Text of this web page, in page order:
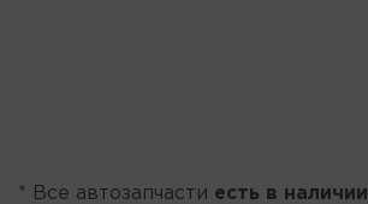
* Все автозапчасти есть в наличии